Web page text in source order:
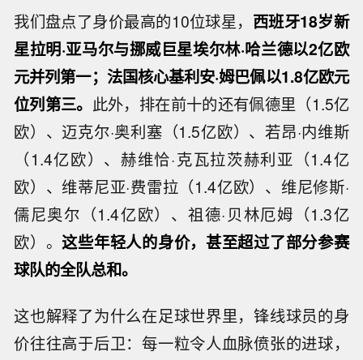
我们盘点了身价最高的10位球星， 西班牙18岁新
星拉明·亚马尔与挪威巨星埃尔林·哈兰德以2亿欧
元并列第一；法国核心基利安·姆巴佩以1.8亿欧元
位列第三。 此外，排在前十的还有佩德里（1.5亿
欧）、迈克尔·奥利塞（1.5亿欧）、若昂·内维斯
（1.4亿欧）、赫维恰·克瓦拉茨赫利亚（1.4亿
欧）、维蒂尼亚·费雷拉（1.4亿欧）、维尼修斯·
儒尼奥尔（1.4亿欧）、祖德·贝林厄姆（1.3亿
欧）。这些年轻人的身价，甚至超过了部分参赛
球队的全队总和。
这也解释了为什么在足球世界里，锋线球员的身
价往往高于后卫：每一粒令人血脉偾张的进球，